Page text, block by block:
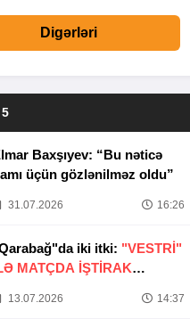
Digərləri
Baxşıyev: “Bu nəticə
üçün gözlənilməz oldu”
31.07.2026 16:26
iki itki: "VESTRİ"
MATÇDA İŞTİRAK
13.07.2026 14:37